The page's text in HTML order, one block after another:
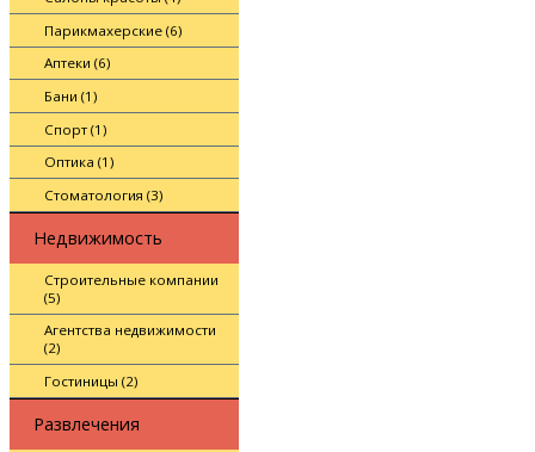
Парикмахерские (6)
Аптеки (6)
Бани (1)
Спорт (1)
Оптика (1)
Стоматология (3)
Недвижимость
Строительные компании
(5)
Агентства недвижимости
(2)
Гостиницы (2)
Развлечения